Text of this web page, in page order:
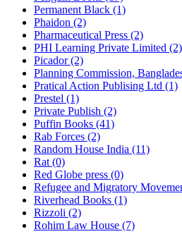
Permanent Black (1)
Phaidon (2)
Pharmaceutical Press (2)
PHI Learning Private Limited (2)
Picador (2)
Planning Commission,
Pratical Action Publising Ltd (1)
Prestel (1)
Private Publish (2)
Puffin Books (41)
Rab Forces (2)
Random House India (11)
Rat (0)
Red Globe press (0)
Refugee and Migratory
Riverhead Books (1)
Rizzoli (2)
Rohim Law House (7)